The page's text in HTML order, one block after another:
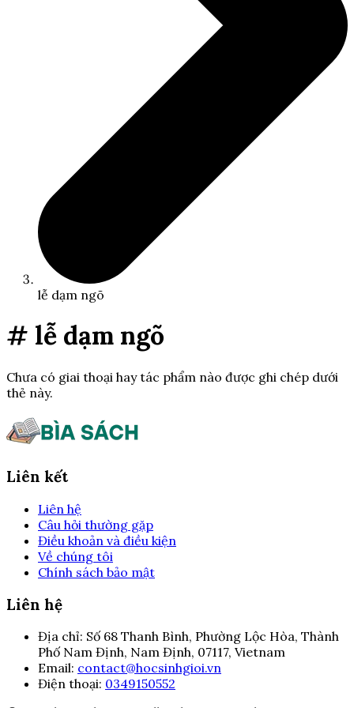
lễ dạm ngõ
# lễ dạm ngõ
Chưa có giai thoại hay tác phẩm nào được ghi chép dưới
thẻ này.
Liên kết
Liên hệ
Câu hỏi thường gặp
Điều khoản và điều kiện
Về chúng tôi
Chính sách bảo mật
Liên hệ
Địa chỉ: Số 68 Thanh Bình, Phường Lộc Hòa, Thành
Phố Nam Định, Nam Định, 07117, Vietnam
Email: contact@hocsinhgioi.vn
Điện thoại: 0349150552